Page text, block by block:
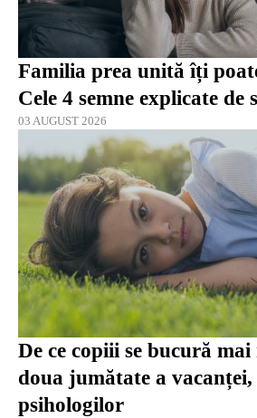
Familia prea unită îți
Cele 4 semne explicate de
03 AUGUST 2026
De ce copiii se bucură
doua jumătate a
psihologilor